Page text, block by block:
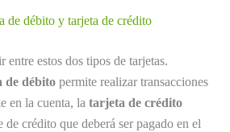
de débito y tarjeta de crédito
estos dos tipos de tarjetas.
de débito permite realizar transacciones
en la cuenta, la tarjeta de crédito
crédito que deberá ser pagado en el